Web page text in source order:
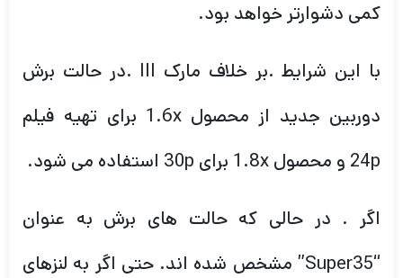
کمی دشوارتر خواهد بود.
با این شرایط .بر خلاف مارک III .در حالت برش
دوربین جدید از محصول 1.6x برای تهیه فیلم
24p و محصول 1.8x برای 30p استفاده می شود.
اگر . در حالی که حالت های برش به عنوان
“Super35” مشخص شده اند. حتی اگر به لنزهای